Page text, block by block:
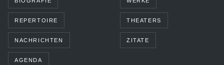
REPERTOIRE
NACHRICHTEN
AGENDA
THEATERS
ZITATE